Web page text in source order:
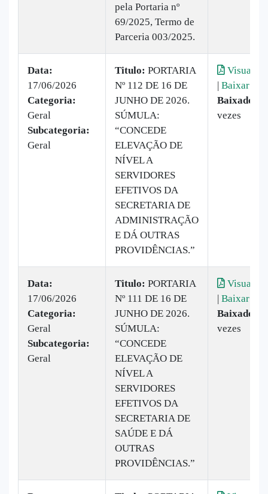
pela Portaria nº
69/2025, Termo de
Parceria 003/2025.
Data:
17/06/2026
Categoria:
Geral
Subcategoria:
Geral
Titulo: PORTARIA
Nº 112 DE 16 DE
JUNHO DE 2026.
SÚMULA:
“CONCEDE
ELEVAÇÃO DE
NÍVEL A
SERVIDORES
EFETIVOS DA
SECRETARIA DE
ADMINISTRAÇÃO
E DÁ OUTRAS
PROVIDÊNCIAS.”
| Baixar
Baixado:
vezes
Data:
17/06/2026
Categoria:
Geral
Subcategoria:
Geral
Titulo: PORTARIA
Nº 111 DE 16 DE
JUNHO DE 2026.
SÚMULA:
“CONCEDE
ELEVAÇÃO DE
NÍVEL A
SERVIDORES
EFETIVOS DA
SECRETARIA DE
SAÚDE E DÁ
OUTRAS
PROVIDÊNCIAS.”
| Baixar
Baixado:
vezes